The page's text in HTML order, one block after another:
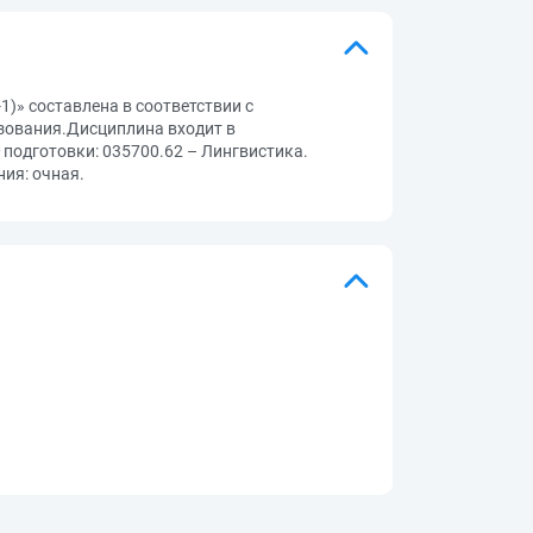
составлена в соответствии с
входит в
035700.62 – Лингвистика.
очная.